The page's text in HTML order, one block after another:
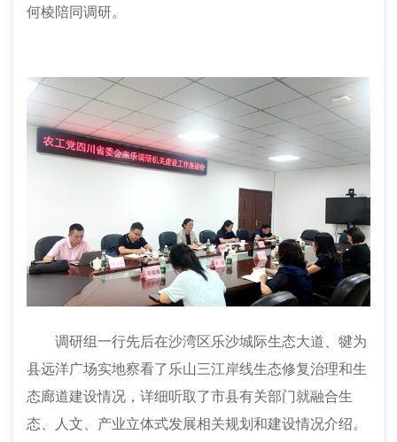
何棱陪同调研。
调研组一行先后在沙湾区乐沙城际生态大道、犍为
县远洋广场实地察看了乐山三江岸线生态修复治理和生
态廊道建设情况，详细听取了市县有关部门就融合生
态、人文、产业立体式发展相关规划和建设情况介绍。